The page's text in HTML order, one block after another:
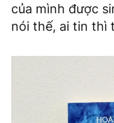
của mình được
nói thế, ai tin thì